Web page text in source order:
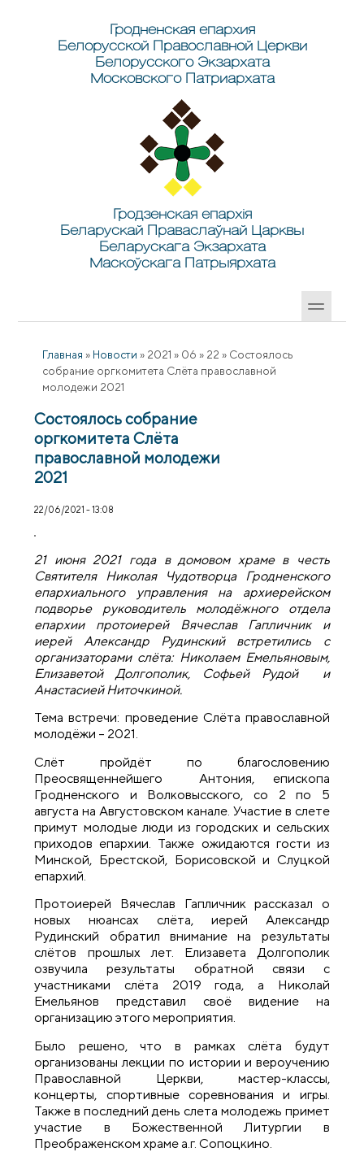
Гродненская епархия
Белорусской Православной Церкви
Белорусского Экзархата
Московского Патриархата
Гродзенская епархія
Беларускай Праваслаўнай Царквы
Беларускага Экзархата
Маскоўскага Патрыярхата
Главная » Новости » 2021 » 06 » 22 » Состоялось
собрание оргкомитета Слёта православной
молодежи 2021
Состоялось собрание
оргкомитета Слёта
православной молодежи
2021
22/06/2021 - 13:08
21 июня 2021 года в домовом храме в честь
Святителя Николая Чудотворца Гродненского
епархиального управления на архиерейском
подворье руководитель молодёжного отдела
епархии протоиерей Вячеслав Гапличник и
иерей Александр Рудинский встретились с
организаторами слёта: Николаем Емельяновым,
Елизаветой Долгополик, Софьей Рудой и
Анастасией Ниточкиной.
Тема встречи: проведение Слёта православной
молодёжи – 2021.
Слёт пройдёт по благословению
Преосвященнейшего Антония, епископа
Гродненского и Волковысского, со 2 по 5
августа на Августовском канале. Участие в слете
примут молодые люди из городских и сельских
приходов епархии. Также ожидаются гости из
Минской, Брестской, Борисовской и Слуцкой
епархий.
Протоиерей Вячеслав Гапличник рассказал о
новых нюансах слёта, иерей Александр
Рудинский обратил внимание на результаты
слётов прошлых лет. Елизавета Долгополик
озвучила результаты обратной связи с
участниками слёта 2019 года, а Николай
Емельянов представил своё видение на
организацию этого мероприятия.
Было решено, что в рамках слёта будут
организованы лекции по истории и вероучению
Православной Церкви, мастер-классы,
концерты, спортивные соревнования и игры.
Также в последний день слета молодежь примет
участие в Божественной Литургии в
Преображенском храме а.г. Сопоцкино.